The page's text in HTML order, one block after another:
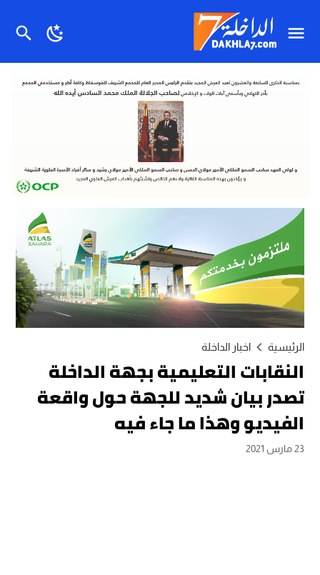
الرئيسية اخبار الداخلة
النقابات التعليمية بجهة الداخلة
تصدر بيان شديد للجهة حول واقعة
الفيديو وهذا ما جاء فيه
23 مارس 2021